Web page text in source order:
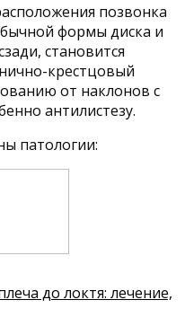
позвонка
формы диска и
становится
крестцовый
от наклонов с
антилистезу.
патологии:
до локтя: лечение,